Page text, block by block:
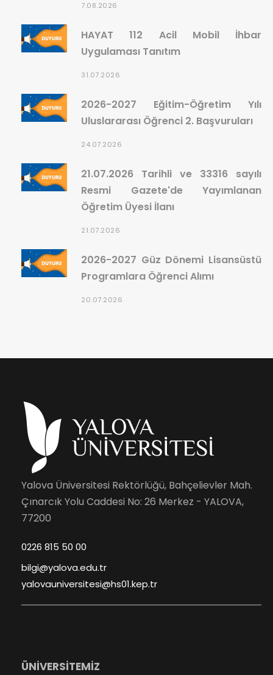
7.08.2026
HAYAT 112 Acil Mobil İhbar
Uygulaması Tanıtım
31.07.2026
2026-2027 Eğitim-Öğretim Yılı
Uluslararası Öğrenci 2. Başvuruları
24.07.2026
21.07.2026 Tarihli ve 33316 sayılı
Resmi Gazete'de Yayımlanan
Öğretim Üyesi İlanı
21.07.2026
2026-2027 Güz Dönemi Lisansüstü
Programlara Öğrenci Alımı
20.07.2026
Yalova Üniversitesi Rektörlüğü, Bahçelievler Mah.
Çınarcık Yolu Caddesi No: 26 Merkez - YALOVA,
77200
0226 815 50 00
bilgi@yalova.edu.tr
yalovauniversitesi@hs01.kep.tr
ÜNİVERSİTEMİZ